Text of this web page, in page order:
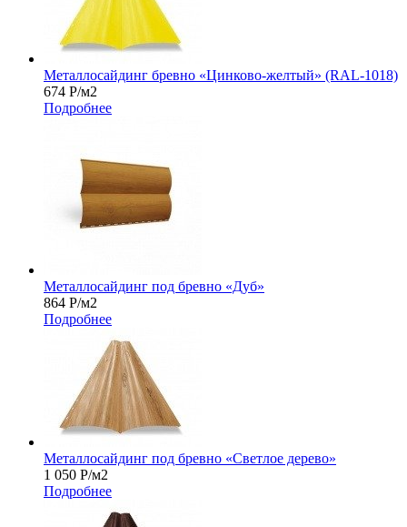
Металлосайдинг бревно «Цинково-желтый» (RAL-1018)
674 Р/м2
Подробнее
Металлосайдинг под бревно «Дуб»
864 Р/м2
Подробнее
Металлосайдинг под бревно «Светлое дерево»
1 050 Р/м2
Подробнее